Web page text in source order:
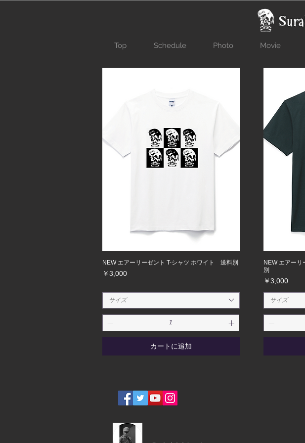
Top Schedule Photo Movie
NEW エアーリーゼント T-シャツ ホワイト 送料別
価格
￥3,000
サイズ
カートに追加
NEW エアー
別
価格
￥3,000
サイズ